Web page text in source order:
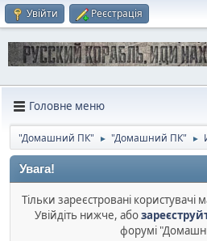
Увійти Реєстрація
Головне меню
"Домашний ПК" ► "Домашний ПК" ►
Увага!
Тільки зареєстровані користувачі
Увійдіть нижче, або
форумі